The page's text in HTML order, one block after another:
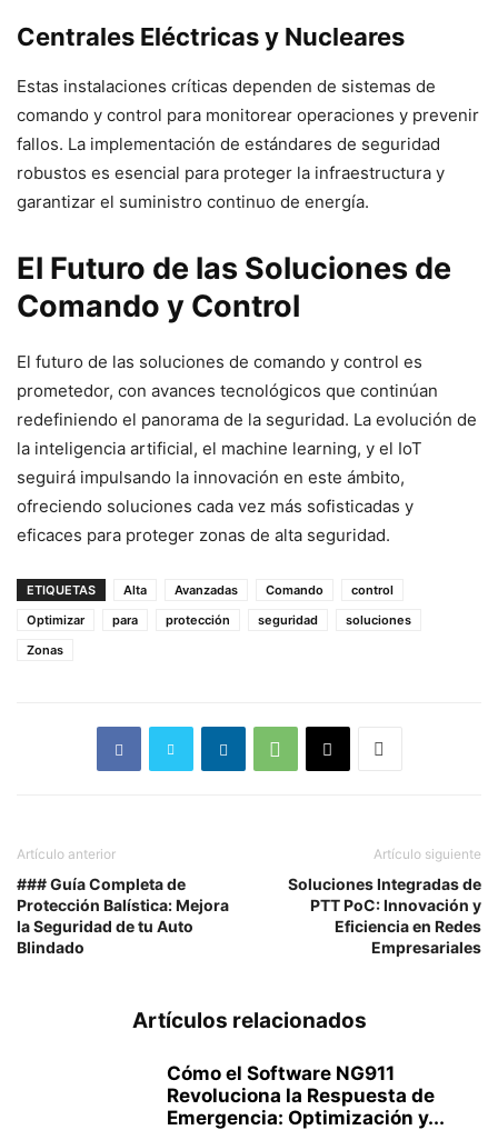
Centrales Eléctricas y Nucleares
Estas instalaciones críticas dependen de sistemas de
comando y control para monitorear operaciones y prevenir
fallos. La implementación de estándares de seguridad
robustos es esencial para proteger la infraestructura y
garantizar el suministro continuo de energía.
El Futuro de las Soluciones de
Comando y Control
El futuro de las soluciones de comando y control es
prometedor, con avances tecnológicos que continúan
redefiniendo el panorama de la seguridad. La evolución de
la inteligencia artificial, el machine learning, y el IoT
seguirá impulsando la innovación en este ámbito,
ofreciendo soluciones cada vez más sofisticadas y
eficaces para proteger zonas de alta seguridad.
ETIQUETAS Alta Avanzadas Comando
control
Optimizar
para protección seguridad
soluciones
Zonas
Artículo anterior
### Guía Completa de
Protección Balística: Mejora
la Seguridad de tu Auto
Blindado
Artículo siguiente
Soluciones Integradas de
PTT PoC: Innovación y
Eficiencia en Redes
Empresariales
Artículos relacionados
Cómo el Software NG911
Revoluciona la Respuesta de
Emergencia: Optimización y...